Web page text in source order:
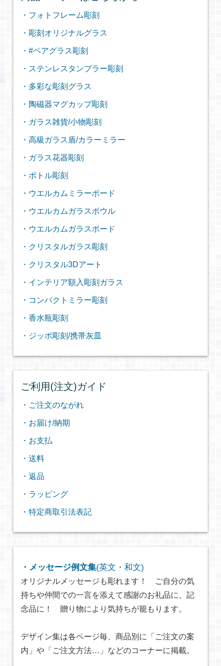
・フォトフレーム彫刻
・彫刻オリジナルグラス
・#ペアグラス彫刻
・ステンレスタンブラー彫刻
・多彩な彫刻グラス
・陶磁器マグカップ彫刻
・ガラス雑貨/小物彫刻
・高級ガラス盾/カラーミラー
・ガラス花器彫刻
・ボトル彫刻
・ウエルカムミラーボード
・ウエルカムガラスボウル
・ウエルカムガラスボード
・クリスタルガラス彫刻
・クリスタル3Dアート
・インテリア額入彫刻ガラス
・コンパクトミラー彫刻
・香水瓶彫刻
・ジッポ彫刻/携帯灰皿
ご利用(注文)ガイド
・ご注文のながれ
・お届け/納期
・お支払
・送料
・返品
・ラッピング
・特定商取引法表記
・メッセージ例文集(英文・和文)
オリジナルメッセージも彫れます！ ご自分の気
持ちや仲間での一言を添えて感謝のお礼品に、記
念品に！ 贈り物により気持ちが籠もります。
デザイン集は各ページ毎、商品別に「ご注文の案
内」や「ご注文方法…」などのコーナーに掲載。